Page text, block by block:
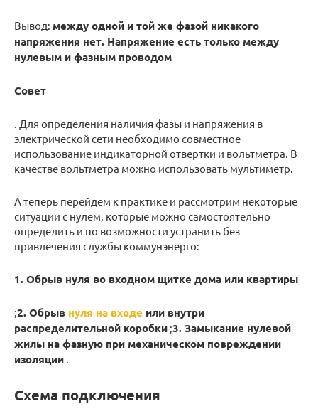
Вывод: между одной и той же фазой никакого
напряжения нет. Напряжение есть только между
нулевым и фазным проводом
Совет
. Для определения наличия фазы и напряжения в
электрической сети необходимо совместное
использование индикаторной отвертки и вольтметра. В
качестве вольтметра можно использовать мультиметр.
А теперь перейдем к практике и рассмотрим некоторые
ситуации с нулем, которые можно самостоятельно
определить и по возможности устранить без
привлечения службы коммунэнерго:
1. Обрыв нуля во входном щитке дома или квартиры
;2. Обрыв нуля на входе или внутри
распределительной коробки ;3. Замыкание нулевой
жилы на фазную при механическом повреждении
изоляции
Схема подключения